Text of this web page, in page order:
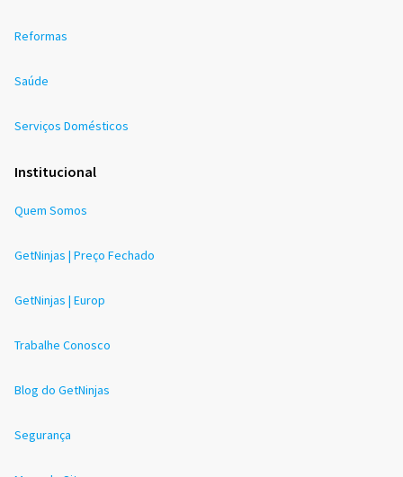
Reformas
Saúde
Serviços Domésticos
Institucional
Quem Somos
GetNinjas | Preço Fechado
GetNinjas | Europ
Trabalhe Conosco
Blog do GetNinjas
Segurança